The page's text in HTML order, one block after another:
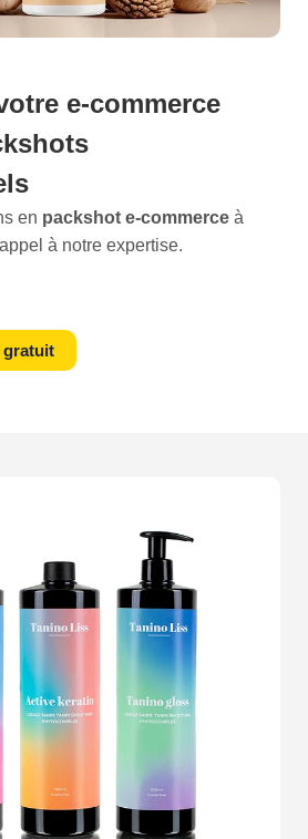
e-commerce
en packshot e-commerce à
à notre expertise.
et incitant vos clients à cliquer
Grâce à une
photos apportent à vos articles la
exactement comment mettre en
et les particularités de
soit des vêtements, des
ou des articles high-
ne se contenteront pas
Nos
outils de pointe
assurent des clichés nets et
acheteur tombe sur vos
packshots
votre offre. Une image
image réalisée par des
gratuit